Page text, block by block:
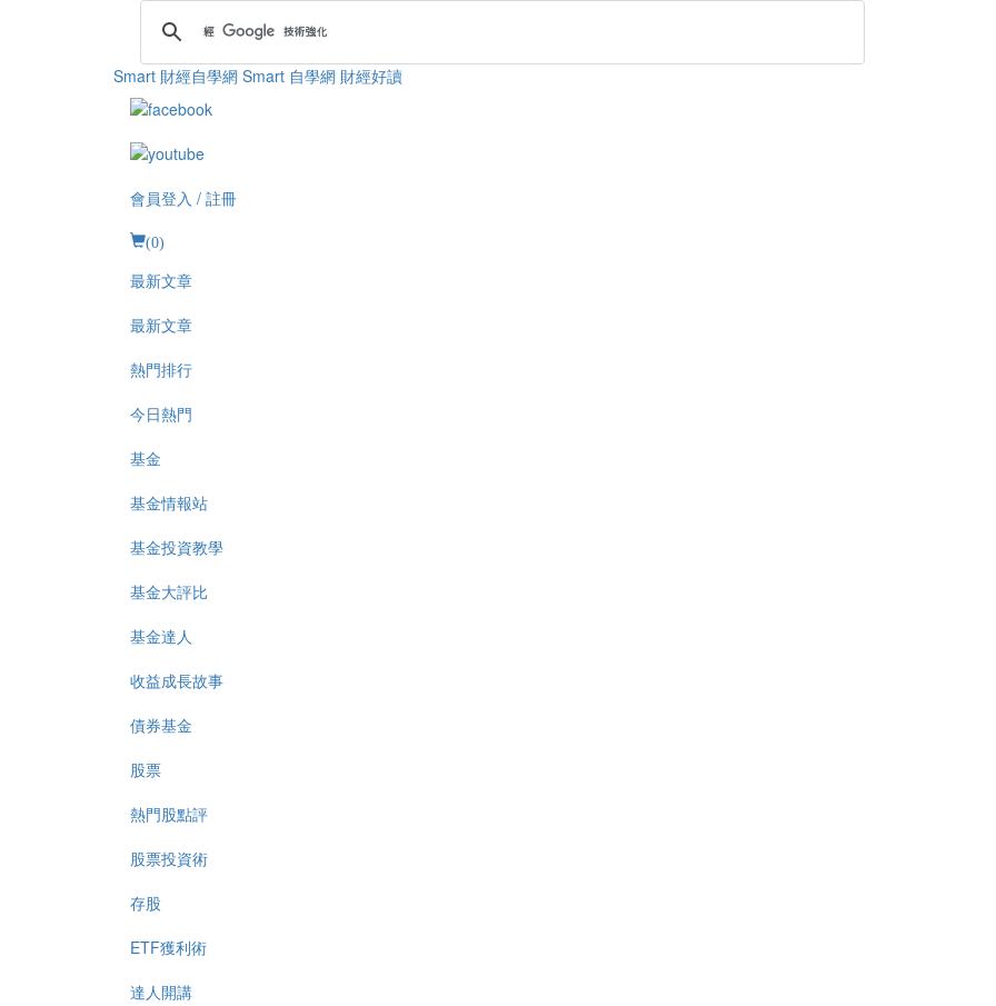
Smart 財經自學網 Smart 自學網 財經好讀
會員登入 / 註冊
(0)
最新文章
最新文章
熱門排行
今日熱門
基金
基金情報站
基金投資教學
基金大評比
基金達人
收益成長故事
債券基金
股票
熱門股點評
股票投資術
存股
ETF獲利術
達人開講